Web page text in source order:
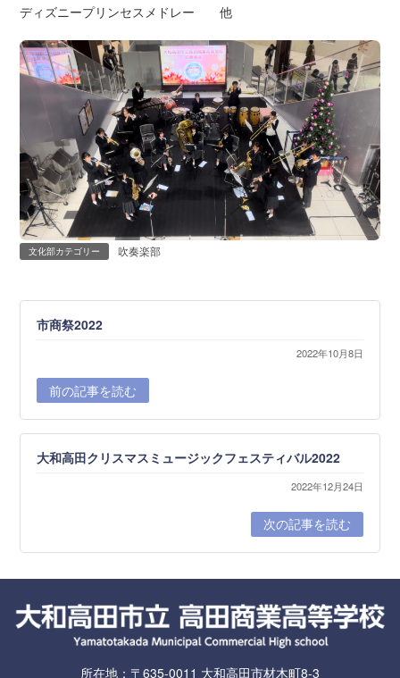
ディズニープリンセスメドレー 他
文化部カテゴリー 吹奏楽部
市商祭2022
2022年10月8日
前の記事を読む
大和高田クリスマスミュージックフェスティバル2022
2022年12月24日
次の記事を読む
所在地：〒635-0011 大和高田市材木町8-3